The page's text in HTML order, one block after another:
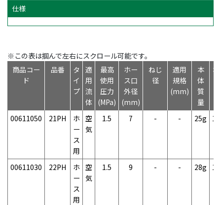
仕様
※この表は掴んで左右にスクロール可能です。
商品コー
ド
品番
タ
イ
プ
適
用
流
体
最高
使用
圧力
(MPa)
ホー
ス口
外径
(mm)
ねじ
径
適用
規格
(mm)
本
体
質
量
00611050 21PH
ホ
ー
ス
用
空
気
1.5 7 - - 25g
00611030 22PH
ホ
ー
ス
用
空
気
1.5 9 - - 28g